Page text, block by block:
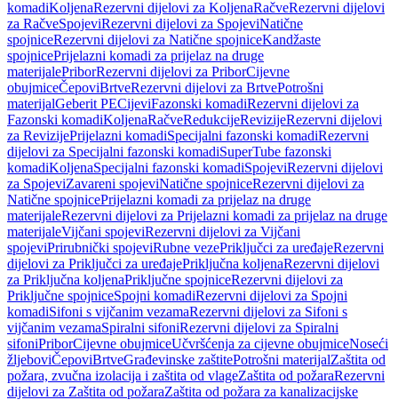
komadiKoljenaRezervni dijelovi za KoljenaRačveRezervni dijelovi
za RačveSpojeviRezervni dijelovi za SpojeviNatične
spojniceRezervni dijelovi za Natične spojniceKandžaste
spojnicePrijelazni komadi za prijelaz na druge
materijalePriborRezervni dijelovi za PriborCijevne
obujmiceČepoviBrtveRezervni dijelovi za BrtvePotrošni
materijalGeberit PECijeviFazonski komadiRezervni dijelovi za
Fazonski komadiKoljenaRačveRedukcijeRevizijeRezervni dijelovi
za RevizijePrijelazni komadiSpecijalni fazonski komadiRezervni
dijelovi za Specijalni fazonski komadiSuperTube fazonski
komadiKoljenaSpecijalni fazonski komadiSpojeviRezervni dijelovi
za SpojeviZavareni spojeviNatične spojniceRezervni dijelovi za
Natične spojnicePrijelazni komadi za prijelaz na druge
materijaleRezervni dijelovi za Prijelazni komadi za prijelaz na druge
materijaleVijčani spojeviRezervni dijelovi za Vijčani
spojeviPrirubnički spojeviRubne vezePriključci za uređajeRezervni
dijelovi za Priključci za uređajePriključna koljenaRezervni dijelovi
za Priključna koljenaPriključne spojniceRezervni dijelovi za
Priključne spojniceSpojni komadiRezervni dijelovi za Spojni
komadiSifoni s vijčanim vezamaRezervni dijelovi za Sifoni s
vijčanim vezamaSpiralni sifoniRezervni dijelovi za Spiralni
sifoniPriborCijevne obujmiceUčvršćenja za cijevne obujmiceNoseći
žljeboviČepoviBrtveGrađevinske zaštitePotrošni materijalZaštita od
požara, zvučna izolacija i zaštita od vlageZaštita od požaraRezervni
dijelovi za Zaštita od požaraZaštita od požara za kanalizacijske